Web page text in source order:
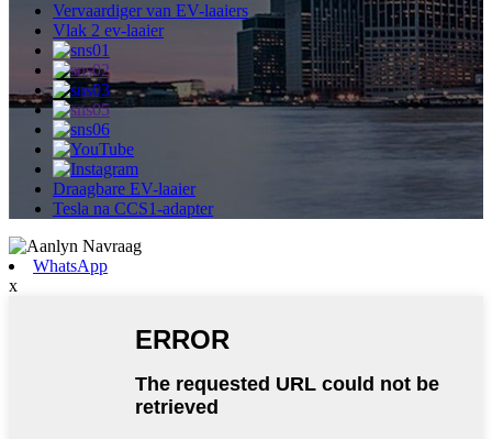
Vervaardiger van EV-laaiers
Vlak 2 ev-laaier
Draagbare EV-laaier
Tesla na CCS1-adapter
WhatsApp
x